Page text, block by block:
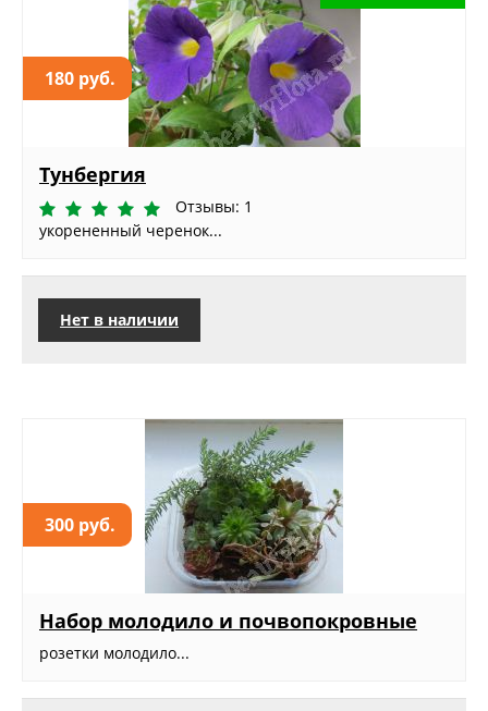
180 руб.
Тунбергия
Отзывы: 1
укорененный черенок...
Нет в наличии
300 руб.
Набор молодило и почвопокровные
розетки молодило...